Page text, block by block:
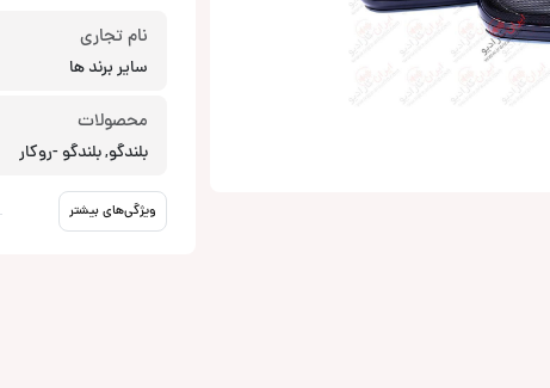
نام تجاری
سایر برند ها
محصولات
بلندگو, بلندگو -روکار
ویژگی‌های بیشتر